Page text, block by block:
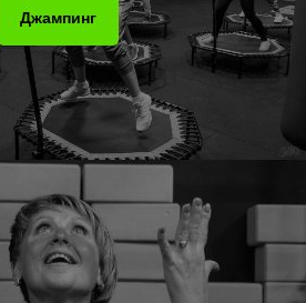
Джампинг